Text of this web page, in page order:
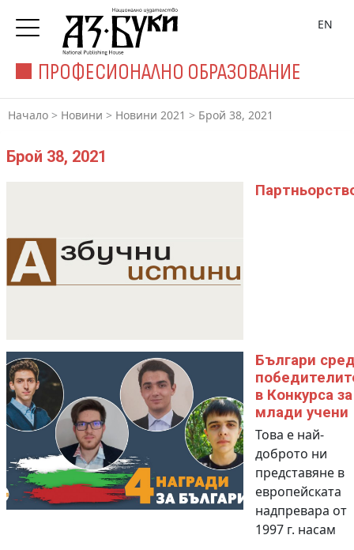
ПРОФЕСИОНАЛНО ОБРАЗОВАНИЕ
EN
Начало > Новини > Новини 2021 > Брой 38, 2021
Брой 38, 2021
Българи
в Конкурса за
млади учени
Това е най-
доброто ни
представяне в
европейската
надпревара от
1997 г. насам